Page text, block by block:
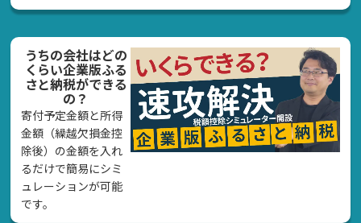
うちの会社はどの
くらい企業版ふる
さと納税ができる
の？
寄付予定金額と所得
金額（繰越欠損金控
除後）の金額を入れ
るだけで簡易にシミ
ュレーションが可能
です。